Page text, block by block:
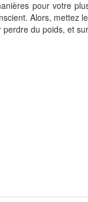
pour votre
Alors, mettez
perdre du poids, et